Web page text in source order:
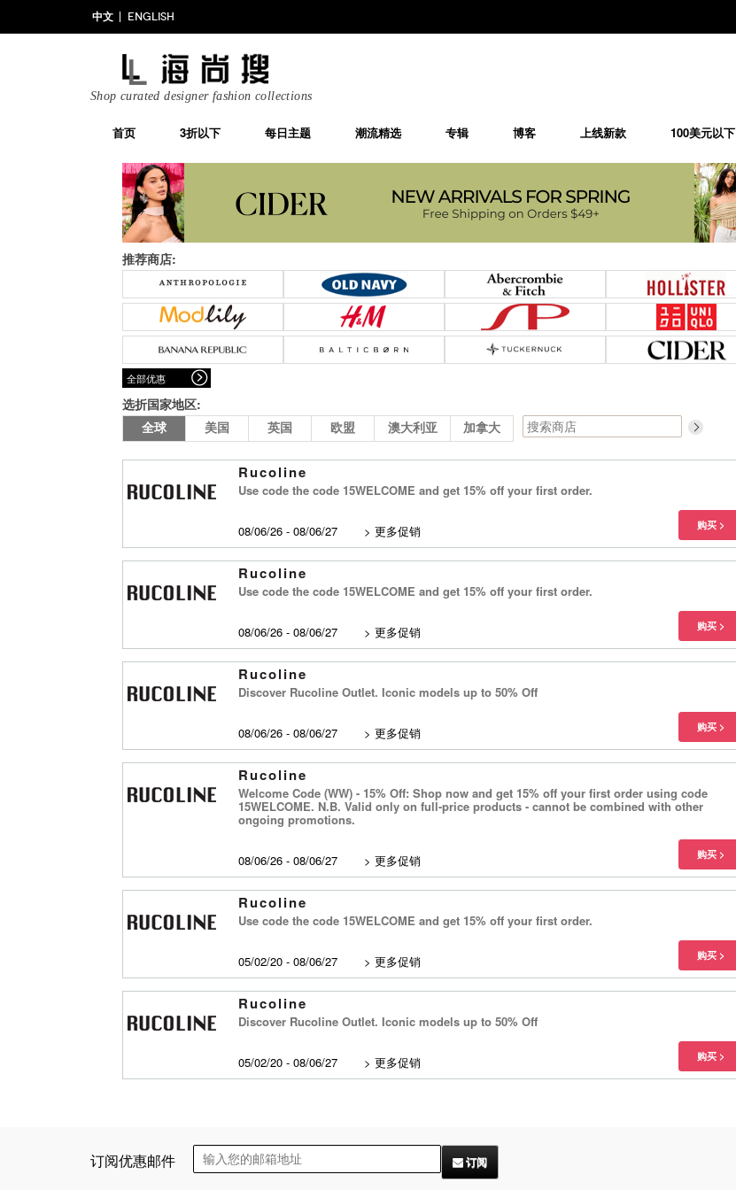
中文 ENGLISH
Shop curated designer fashion collections
首页 3折以下 每日主题 潮流精选 专辑 博客 上线新款 100美元以下
推荐商店:
全部优惠
选折国家地区:
全球 美国 英国 欧盟 澳大利亚 加拿大
Rucoline
Use code the code 15WELCOME and get 15% off your first order.
08/06/26 - 08/06/27 > 更多促销
Rucoline
Use code the code 15WELCOME and get 15% off your first order.
08/06/26 - 08/06/27 > 更多促销
Rucoline
Discover Rucoline Outlet. Iconic models up to 50% Off
08/06/26 - 08/06/27 > 更多促销
Rucoline
Welcome Code (WW) - 15% Off: Shop now and get 15% off your first order using code
15WELCOME. N.B. Valid only on full-price products - cannot be combined with other
ongoing promotions.
08/06/26 - 08/06/27 > 更多促销
Rucoline
Use code the code 15WELCOME and get 15% off your first order.
05/02/20 - 08/06/27 > 更多促销
Rucoline
Discover Rucoline Outlet. Iconic models up to 50% Off
05/02/20 - 08/06/27 > 更多促销
订阅优惠邮件 订阅